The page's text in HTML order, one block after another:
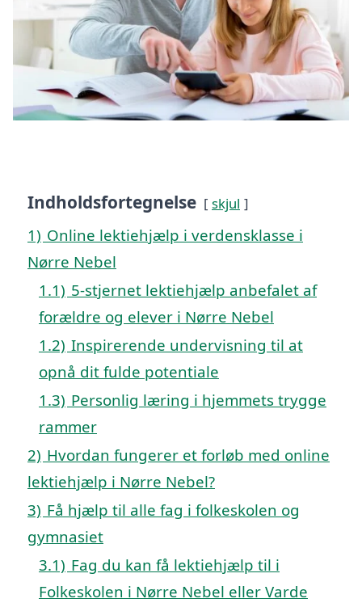
Indholdsfortegnelse skjul
1) Online lektiehjælp i verdensklasse i
Nørre Nebel
1.1) 5-stjernet lektiehjælp anbefalet af
forældre og elever i Nørre Nebel
1.2) Inspirerende undervisning til at
opnå dit fulde potentiale
1.3) Personlig læring i hjemmets trygge
rammer
2) Hvordan fungerer et forløb med online
lektiehjælp i Nørre Nebel?
3) Få hjælp til alle fag i folkeskolen og
gymnasiet
3.1) Fag du kan få lektiehjælp til i
Folkeskolen i Nørre Nebel eller Varde